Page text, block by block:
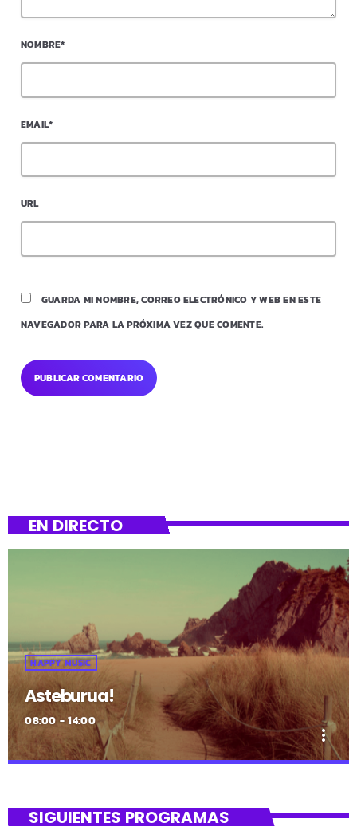
NOMBRE*
EMAIL*
URL
GUARDA MI NOMBRE, CORREO ELECTRÓNICO Y WEB EN ESTE
NAVEGADOR PARA LA PRÓXIMA VEZ QUE COMENTE.
EN DIRECTO
HAPPY MUSIC
Asteburua!
08:00 - 14:00
more_vert
¡Es fin de semana!
SIGUIENTES PROGRAMAS